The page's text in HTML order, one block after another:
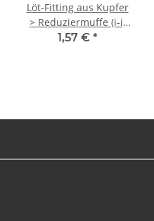
Löt-Fitting aus Kupfer
> Reduziermuffe (i-i)
Serie 5240 18 mm x 15
1,57 € *